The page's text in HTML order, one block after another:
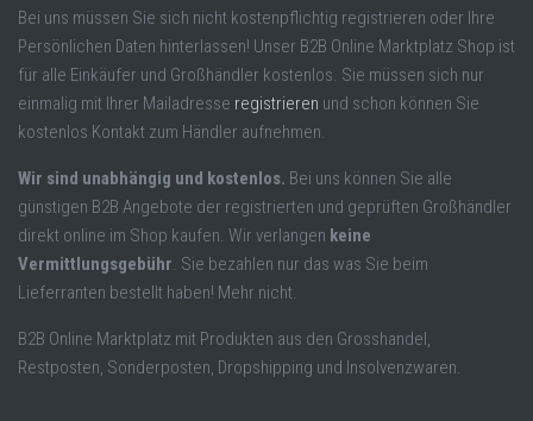
Bei uns müssen Sie sich nicht kostenpflichtig registrieren oder Ihre
Persönlichen Daten hinterlassen! Unser B2B Online Marktplatz Shop ist
für alle Einkäufer und Großhändler kostenlos. Sie müssen sich nur
einmalig mit Ihrer Mailadresse registrieren und schon können Sie
kostenlos Kontakt zum Händler aufnehmen.
Wir sind unabhängig und kostenlos. Bei uns können Sie alle
günstigen B2B Angebote der registrierten und geprüften Großhändler
direkt online im Shop kaufen. Wir verlangen keine
Vermittlungsgebühr. Sie bezahlen nur das was Sie beim
Lieferranten bestellt haben! Mehr nicht.
B2B Online Marktplatz mit Produkten aus den Grosshandel,
Restposten, Sonderposten, Dropshipping und Insolvenzwaren.